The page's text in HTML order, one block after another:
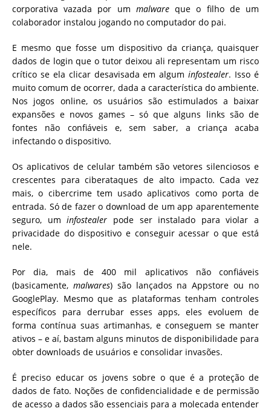
corporativa vazada por um malwareque o filho de um
colaborador instalou jogando no computador do pai.
E mesmo que fosse um dispositivo da criança, quaisquer
dados de login que o tutor deixou ali representam um risco
crítico se ela clicar desavisada em alguminfostealer. Isso é
muito comum de ocorrer, dada a característica do ambiente.
Nos jogos online, os usuários são estimulados a baixar
expansões e novos games – só que alguns links são de
fontes não confiáveis e, sem saber, a criança acaba
infectando o dispositivo.
Os aplicativos de celular também são vetores silenciosos e
crescentes para ciberataques de alto impacto. Cada vez
mais, o cibercrime tem usado aplicativos como porta de
entrada. Só de fazer o download de um app aparentemente
seguro, uminfostealer pode ser instalado para violar a
privacidade do dispositivo e conseguir acessar o que está
nele.
Por dia, mais de 400 mil aplicativos não confiáveis
(basicamente, malwares) são lançados na Appstore ou no
GooglePlay. Mesmo que as plataformas tenham controles
específicos para derrubar esses apps, eles evoluem de
forma contínua suas artimanhas, e conseguem se manter
ativos – e aí, bastam alguns minutos de disponibilidade para
obter downloads de usuários e consolidar invasões.
É preciso educar os jovens sobre o que é a proteção de
dados de fato. Noções de confidencialidade e de permissão
de acesso a dados são essenciais para a molecada entender